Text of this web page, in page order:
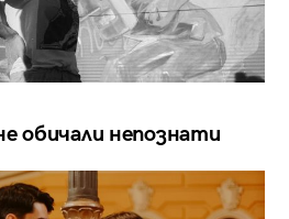
обичали непознати